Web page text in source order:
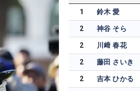
1 鈴木 愛
2 神谷 そら
2 川﨑 春花
2 藤田 さいき
2 吉本 ひかる